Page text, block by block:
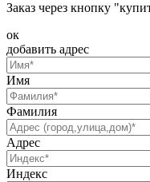
Заказ через кнопку
ок
добавить адрес
Имя
Фамилия
Адрес
Индекс